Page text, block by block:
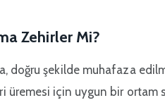
Zehirler Mi?
doğru şekilde muhafaza
üremesi için uygun bir